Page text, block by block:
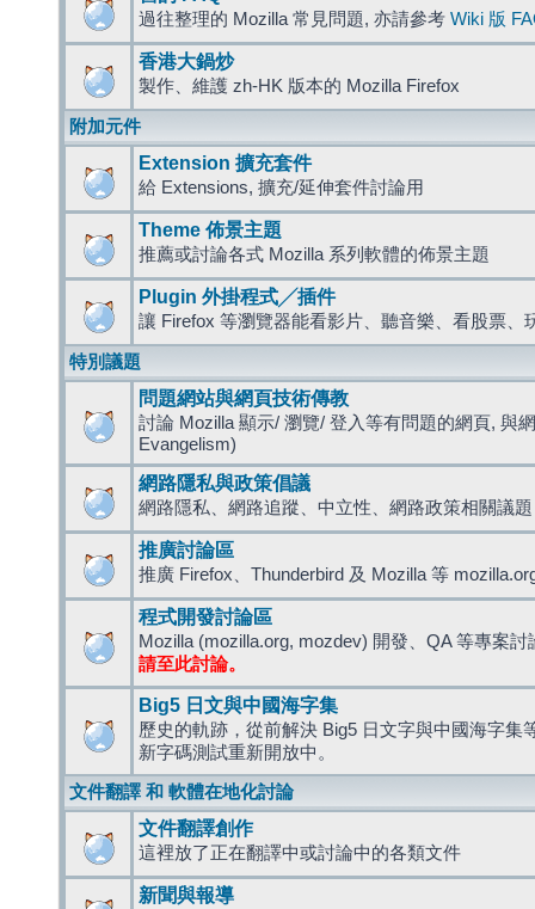
過往整理的 Mozilla 常見問題, 亦請參考 Wiki 版
香港大鍋炒
製作、維護 zh-HK 版本的 Mozilla Firefox
附加元件
Extension 擴充套件
給 Extensions, 擴充/延伸套件討論用
Theme 佈景主題
推薦或討論各式 Mozilla 系列軟體的佈景主題
Plugin 外掛程式╱插件
讓 Firefox 等瀏覽器能看影片、聽音樂、看股票、
特別議題
問題網站與網頁技術傳教
討論 Mozilla 顯示/ 瀏覽/ 登入等有問題的網頁, 與
Evangelism)
網路隱私與政策倡議
網路隱私、網路追蹤、中立性、網路政策相關議題
推廣討論區
推廣 Firefox、Thunderbird 及 Mozilla 等
程式開發討論區
Mozilla (mozilla.org, mozdev) 開發、QA 等專案討
請至此討論。
Big5 日文與中國海字集
歷史的軌跡，從前解決 Big5 日文字與中國海字集
新字碼測試重新開放中。
文件翻譯 和 軟體在地化討論
文件翻譯創作
這裡放了正在翻譯中或討論中的各類文件
新聞與報導